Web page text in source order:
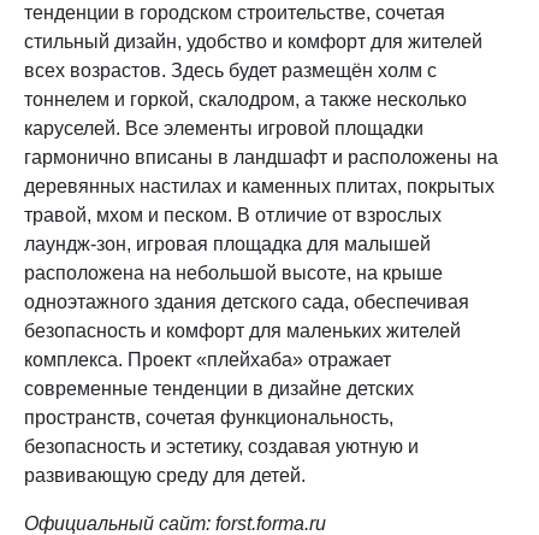
тенденции в городском строительстве, сочетая
стильный дизайн, удобство и комфорт для жителей
всех возрастов. Здесь будет размещён холм с
тоннелем и горкой, скалодром, а также несколько
каруселей. Все элементы игровой площадки
гармонично вписаны в ландшафт и расположены на
деревянных настилах и каменных плитах, покрытых
травой, мхом и песком. В отличие от взрослых
лаундж-зон, игровая площадка для малышей
расположена на небольшой высоте, на крыше
одноэтажного здания детского сада, обеспечивая
безопасность и комфорт для маленьких жителей
комплекса. Проект «плейхаба» отражает
современные тенденции в дизайне детских
пространств, сочетая функциональность,
безопасность и эстетику, создавая уютную и
развивающую среду для детей.
Официальный сайт: forst.forma.ru